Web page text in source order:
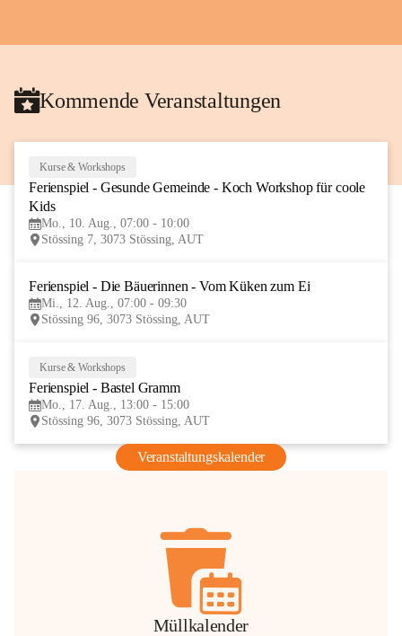
Kommende Veranstaltungen
AUG
Kurse & Workshops
Ferienspiel - Gesunde Gemeinde - Koch Workshop für coole
Kids
Mo., 10. Aug., 07:00 - 10:00
Stössing 7, 3073 Stössing, AUT
Ferienspiel - Die Bäuerinnen - Vom Küken zum Ei
Mi., 12. Aug., 07:00 - 09:30
Stössing 96, 3073 Stössing, AUT
Kurse & Workshops
Ferienspiel - Bastel Gramm
Mo., 17. Aug., 13:00 - 15:00
Stössing 96, 3073 Stössing, AUT
Veranstaltungskalender
Müllkalender